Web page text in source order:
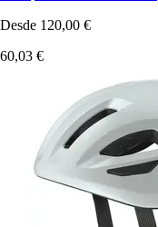
Desde 120,00 €
60,03 €